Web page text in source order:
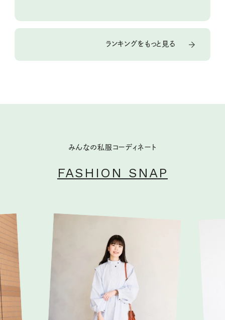
ランキングをもっと見る
みんなの私服コーディネート
FASHION SNAP